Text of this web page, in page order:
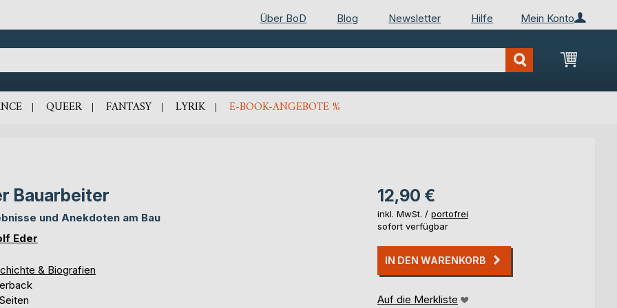
Mein Konto
Über BoD Blog Newsletter Hilfe
Mein
QUEER FANTASY LYRIK E-BOOK-ANGEBOTE %
Bauarbeiter
und Anekdoten am Bau
Eder
& Biografien
12,90 €
inkl. MwSt. / portofrei
sofort verfügbar
IN DEN WARENKORB
Auf die Merkliste